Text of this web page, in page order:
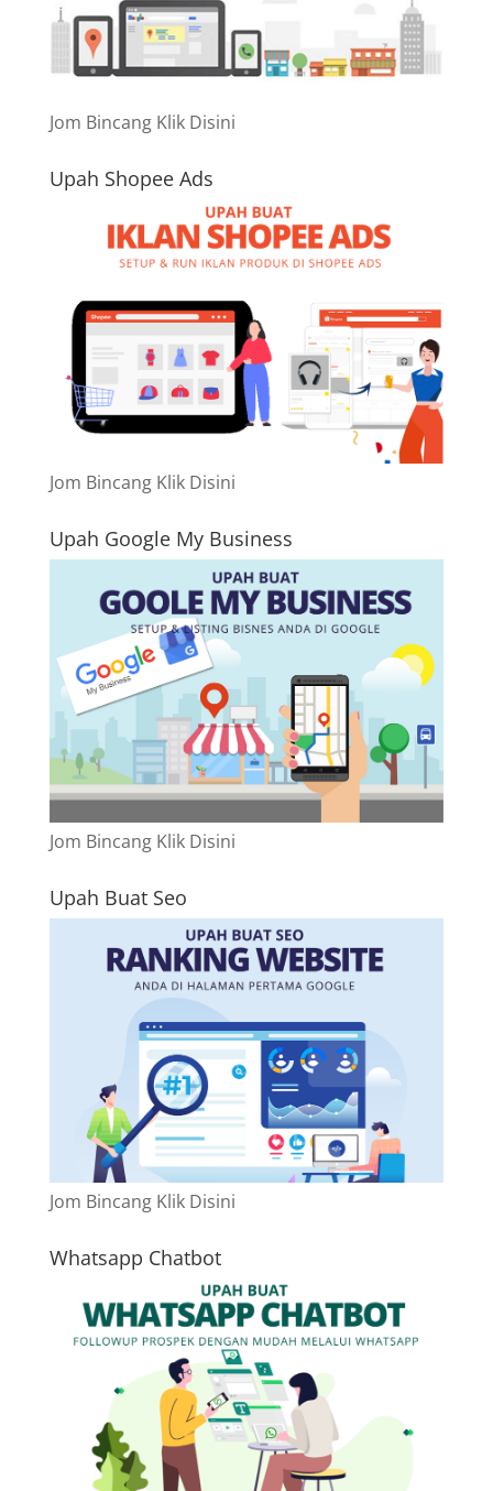
Jom Bincang Klik Disini
Upah Shopee Ads
Jom Bincang Klik Disini
Upah Google My Business
Jom Bincang Klik Disini
Upah Buat Seo
Jom Bincang Klik Disini
Whatsapp Chatbot